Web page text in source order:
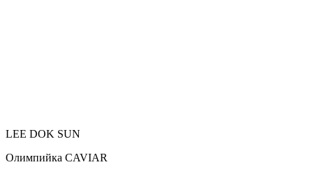
LEE DOK SUN
Олимпийка CAVIAR